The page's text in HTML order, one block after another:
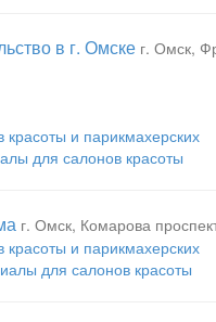
в г. Омске г. Омск,
и парикмахерских
для салонов красоты
г. Омск, Комарова
и парикмахерских
для салонов красоты